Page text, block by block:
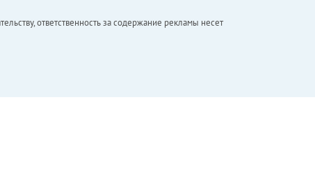
ответственность за содержание рекламы несет